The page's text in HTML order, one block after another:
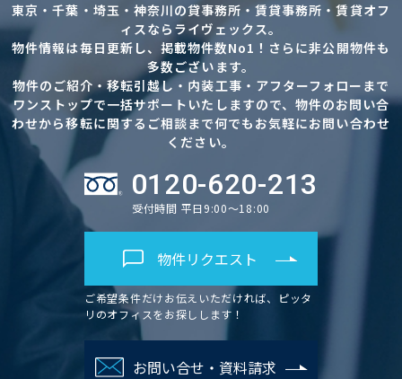
東京・千葉・埼玉・神奈川の貸事務所・賃貸事務所・賃貸オフ
ィスならライヴェックス。
物件情報は毎日更新し、掲載物件数No1！さらに非公開物件も
多数ございます。
物件のご紹介・移転引越し・内装工事・アフターフォローまで
ワンストップで一括サポートいたしますので、物件のお問い合
わせから移転に関するご相談まで何でもお気軽にお問い合わせ
ください。
0120-620-213
受付時間 平日9:00～18:00
物件リクエスト
ご希望条件だけお伝えいただければ、ピッタ
リのオフィスをお探しします！
お問い合せ・資料請求